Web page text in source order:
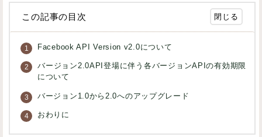
この記事の目次
Facebook API Version v2.0について
バージョン2.0API登場に伴う各バージョンAPIの有効期限
について
バージョン1.0から2.0へのアップグレード
おわりに